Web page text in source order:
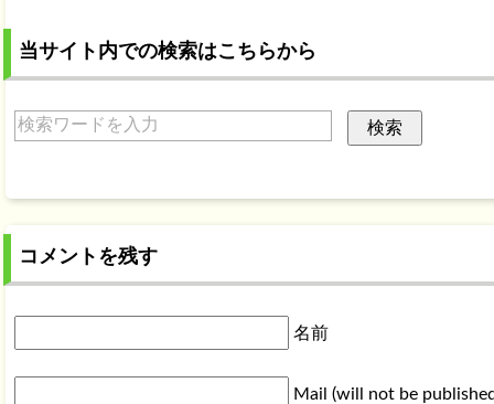
当サイト内での検索はこちらから
コメントを残す
名前
Mail (will not be